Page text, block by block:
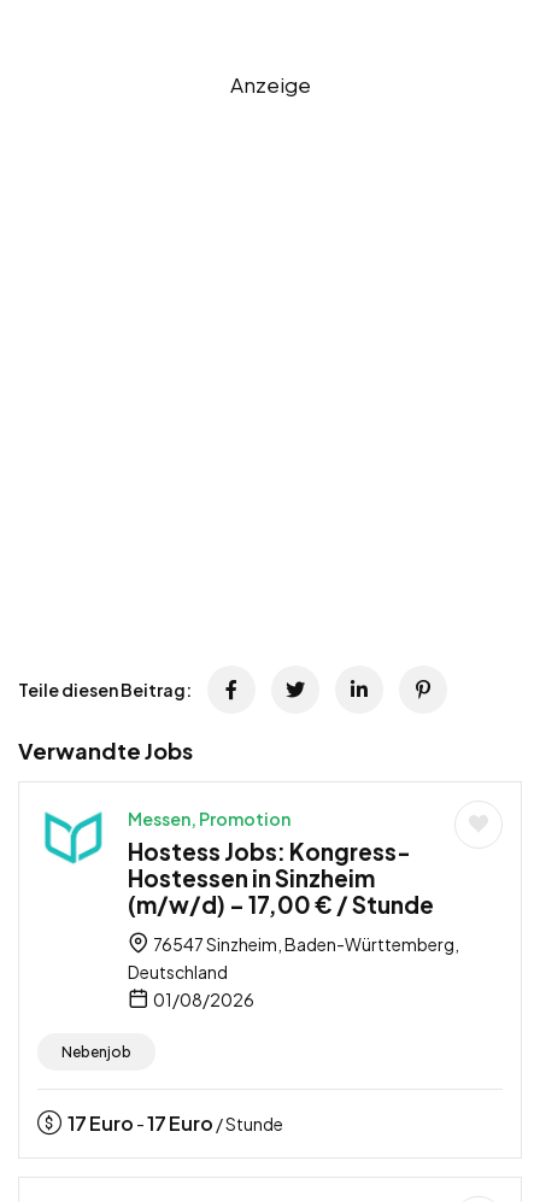
Anzeige
Teile diesen Beitrag:
Verwandte Jobs
Messen, Promotion
Hostess Jobs: Kongress-
Hostessen in Sinzheim
(m/w/d) – 17,00 € / Stunde
76547 Sinzheim, Baden-Württemberg,
Deutschland
01/08/2026
Nebenjob
17Euro -17Euro / Stunde